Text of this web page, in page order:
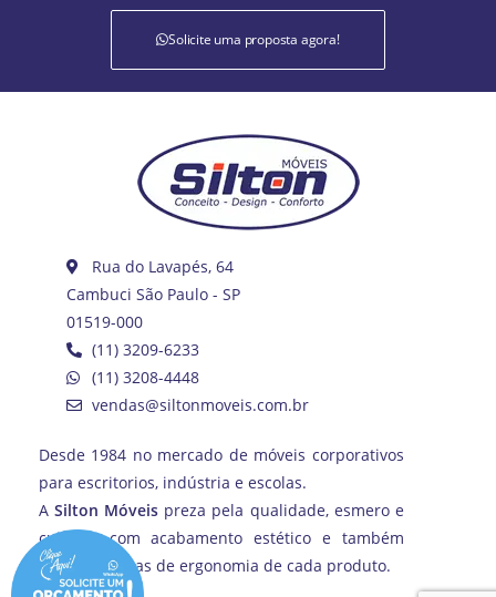
Solicite uma proposta agora!
Rua do Lavapés, 64
Cambuci São Paulo - SP
01519-000
(11) 3209-6233
(11) 3208-4448
vendas@siltonmoveis.com.br
Desde 1984 no mercado de móveis corporativos
para escritorios, indústria e escolas.
ASilton Móveis preza pela qualidade, esmero e
cuidado com acabamento estético e também
com as normas de ergonomia de cada produto.